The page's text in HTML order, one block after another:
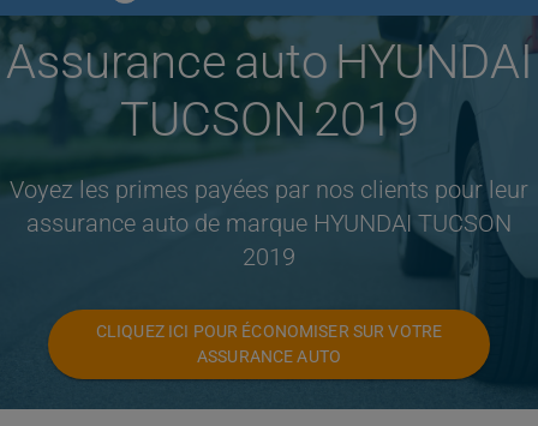
Assurance auto HYUNDAI
TUCSON 2019
Voyez les primes payées par nos clients pour leur
assurance auto de marque HYUNDAI TUCSON
2019
CLIQUEZ ICI POUR ÉCONOMISER SUR VOTRE
ASSURANCE AUTO